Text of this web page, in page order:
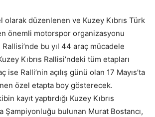
olarak düzenlenen ve Kuzey Kıbrıs Türk
önemli motorspor organizasyonu
Rallisi’nde bu yıl 44 araç mücadele
Kıbrıs Rallisi’ndeki tüm etapları
ise Ralli’nin açılış günü olan 17 Mayıs’ta
özel etapta boy gösterecek.
kayıt yaptırdığı Kuzey Kıbrıs
Şampiyonluğu bulunan Murat Bostancı,